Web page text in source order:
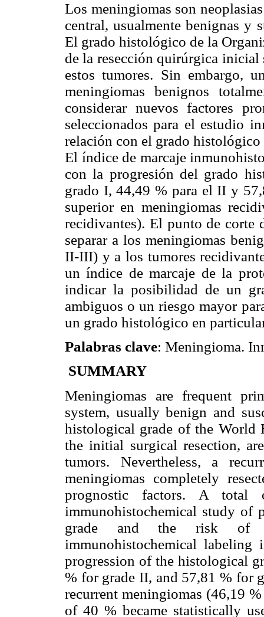
Los meningiomas son
central, usualmente benignas y
El grado histológico de la
de la resección quirúrgica inicial
estos tumores. Sin embargo,
meningiomas benignos
considerar nuevos factores
seleccionados para el estudio
relación con el grado
El índice de marcaje
con la progresión del grado
grado I, 44,49 % para el II y
superior en meningiomas
recidivantes). El punto de corte
separar a los meningiomas
II-III) y a los tumores
un índice de marcaje de la
indicar la posibilidad de un
ambiguos o un riesgo mayor
un grado histológico en
Palabras clave: Meningioma.
SUMMARY
Meningiomas are frequent
system, usually benign and
histological grade of the World
the initial surgical resection,
tumors. Nevertheless, a
meningiomas completely
prognostic factors. A
immunohistochemical study
grade and the risk of
immunohistochemical
progression of the histological
% for grade II, and 57,81 % for
recurrent meningiomas (46,19
of 40 % became statistically